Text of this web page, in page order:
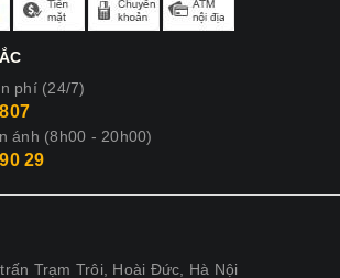
phí (24/7)
ánh (8h00 - 20h00)
29
Trạm Trôi, Hoài Đức, Hà Nội